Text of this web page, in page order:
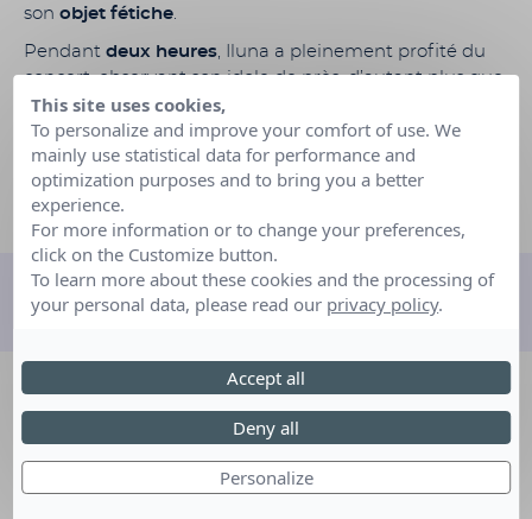
son objet fétiche.
Pendant deux heures, Iluna a pleinement profité du
concert, observant son idole de près, d’autant plus que
nous étionstrès bien placés
Enfin, retour à l’hôtel pour une dernière nuitavant de
reprendre la route vers sa région.
Découvrez d'autres rêves
This site uses cookies,
To personalize and improve your comfort of use. We
mainly use statistical data for performance and
optimization purposes and to bring you a better
experience.
For more information or to change your preferences,
click on the Customize button.
To learn more about these cookies and the processing of
your personal data, please read our privacy policy.
Personalize
Deny all
Accept all